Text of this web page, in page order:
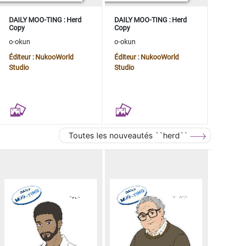
DAILY MOO-TING : Herd
Copy
o-okun
Éditeur : NukooWorld
Studio
DAILY MOO-TING : Herd
Copy
o-okun
Éditeur : NukooWorld
Studio
Toutes les nouveautés ``herd``